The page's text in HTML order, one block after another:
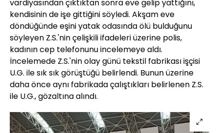
vardiyasından çıktıktan sonra eve gelip yattığını,
kendisinin de işe gittiğini söyledi. Akşam eve
döndüğünde eşini yatak odasında ölü bulduğunu
söyleyen Z.S.'nin çelişkili ifadeleri üzerine polis,
kadının cep telefonunu incelemeye aldı.
İncelemede Z.S.'nin olay günü tekstil fabrikası işçisi
U.G. ile sık sık görüştüğü belirlendi. Bunun üzerine
daha önce aynı fabrikada çalıştıkları belirlenen Z.S.
ile U.G., gözaltına alındı.